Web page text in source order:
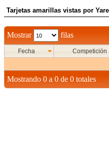
Tarjetas amarillas vistas por
Mostrar filas
Fecha Competición
Mostrando 0 a 0 de 0 totales